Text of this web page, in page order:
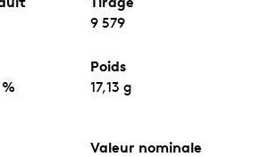
9 579
Poids
17,13 g
Valeur nominale